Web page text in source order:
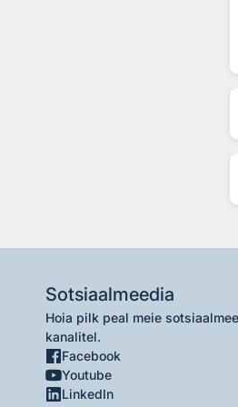
Sotsiaalmeedia
Hoia pilk peal meie
kanalitel.
Facebook
Youtube
LinkedIn